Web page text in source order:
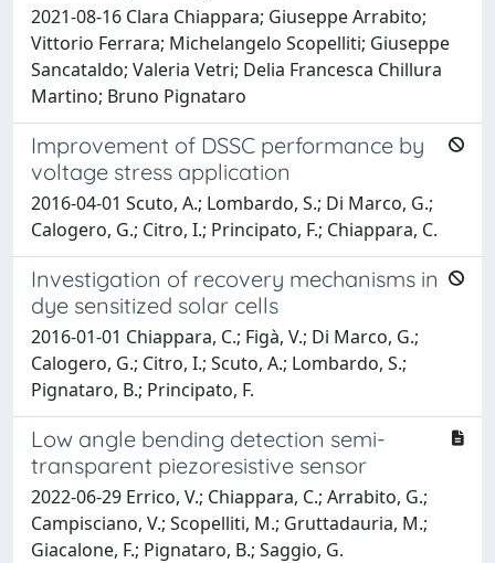
2021-08-16 Clara Chiappara; Giuseppe Arrabito;
Vittorio Ferrara; Michelangelo Scopelliti; Giuseppe
Sancataldo; Valeria Vetri; Delia Francesca Chillura
Martino; Bruno Pignataro
Improvement of DSSC performance by
voltage stress application
2016-04-01 Scuto, A.; Lombardo, S.; Di Marco, G.;
Calogero, G.; Citro, I.; Principato, F.; Chiappara, C.
Investigation of recovery mechanisms in
dye sensitized solar cells
2016-01-01 Chiappara, C.; Figà, V.; Di Marco, G.;
Calogero, G.; Citro, I.; Scuto, A.; Lombardo, S.;
Pignataro, B.; Principato, F.
Low angle bending detection semi-
transparent piezoresistive sensor
2022-06-29 Errico, V.; Chiappara, C.; Arrabito, G.;
Campisciano, V.; Scopelliti, M.; Gruttadauria, M.;
Giacalone, F.; Pignataro, B.; Saggio, G.